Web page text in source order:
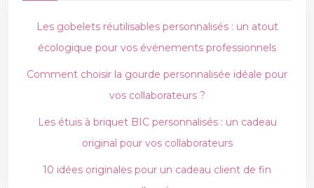
Les gobelets réutilisables personnalisés : un atout
écologique pour vos événements professionnels
Comment choisir la gourde personnalisée idéale pour
vos collaborateurs ?
Les étuis à briquet BIC personnalisés : un cadeau
original pour vos collaborateurs
10 idées originales pour un cadeau client de fin